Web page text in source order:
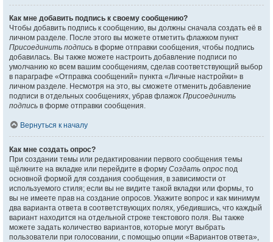
Как мне добавить подпись к своему сообщению?
Чтобы добавить подпись к сообщению, вы должны сначала создать её в
личном разделе. После этого вы можете отметить флажком пункт
Присоединить подпись в форме отправки сообщения, чтобы подпись
добавилась. Вы также можете настроить добавление подписи по
умолчанию ко всем вашим сообщениям, сделав соответствующий выбор
в параграфе «Отправка сообщений» пункта «Личные настройки» в
личном разделе. Несмотря на это, вы сможете отменить добавление
подписи в отдельных сообщениях, убрав флажок Присоединить
подпись в форме отправки сообщения.
Вернуться к началу
Как мне создать опрос?
При создании темы или редактировании первого сообщения темы
щёлкните на вкладке или перейдите в форму Создать опрос под
основной формой для создания сообщения, в зависимости от
используемого стиля; если вы не видите такой вкладки или формы, то
вы не имеете прав на создание опросов. Укажите вопрос и как минимум
два варианта ответа в соответствующих полях, убедившись, что каждый
вариант находится на отдельной строке текстового поля. Вы также
можете задать количество вариантов, которые могут выбрать
пользователи при голосовании, с помощью опции «Вариантов ответа»,